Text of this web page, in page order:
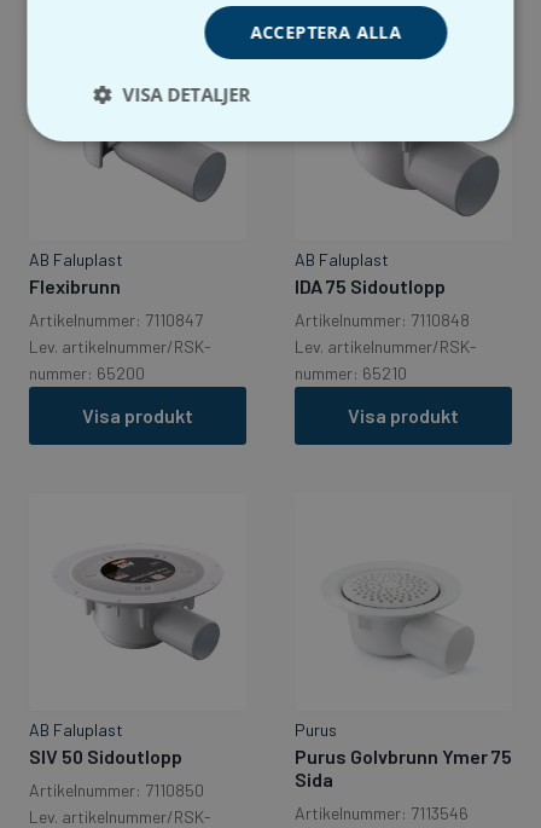
AB Faluplast
Flexibrunn
Artikelnummer: 7110847
Lev. artikelnummer/RSK-
nummer: 65200
Visa produkt
AB Faluplast
IDA 75 Sidoutlopp
Artikelnummer: 7110848
Lev. artikelnummer/RSK-
nummer: 65210
Visa produkt
AB Faluplast
SIV 50 Sidoutlopp
Artikelnummer: 7110850
Lev. artikelnummer/RSK-
Purus
Purus Golvbrunn Ymer 75
Sida
Artikelnummer: 7113546
ACCEPTERA ALLA
VISA DETALJER